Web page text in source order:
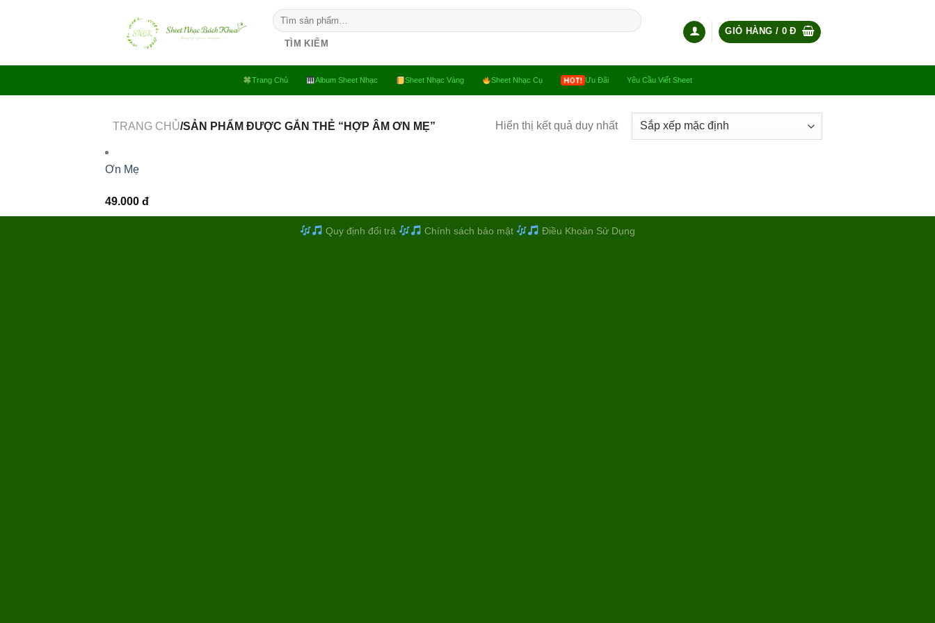
Tìm
kiếm:
TÌM KIẾM
GIỎ HÀNG / 0Đ
Trang Chủ Album Sheet Nhạc Sheet Nhạc Vàng Sheet Nhạc Cụ Ưu Đãi Yêu Cầu Viết Sheet
TRANG CHỦ/SẢN PHẨM ĐƯỢC GẮN THẺ “HỢP ÂM ƠN MẸ” Hiển thị kết quả duy nhất
Ơn Mẹ
49.000 đ
Quy định đổi trả Chính sách bảo mật Điều Khoản Sử Dụng